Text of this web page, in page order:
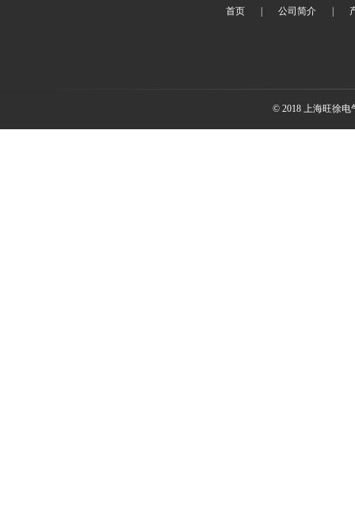
首页 公司简介
© 2018 上海旺徐